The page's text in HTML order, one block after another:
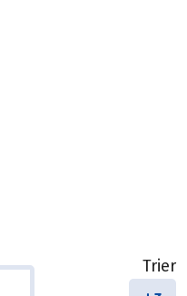
Trier